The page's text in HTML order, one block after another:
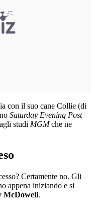
con il suo cane Collie (di
Saturday Evening Post
studi MGMche ne
Certamente no. Gli
appena iniziando e si
McDowell.